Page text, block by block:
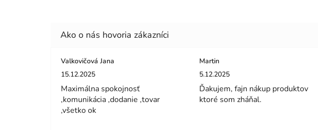
Valkovičová Jana
Hodnotenie obchodu je 5 z 5 hviezdičiek.
15.12.2025
Maximálna spokojnosť
,komunikácia ,dodanie ,tovar
,všetko ok
Martin
Hodnotenie obchodu je 5 z 5 hviezdičiek.
5.12.2025
Ďakujem, fajn nákup produktov
ktoré som zháňal.